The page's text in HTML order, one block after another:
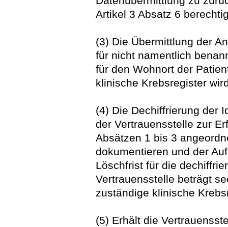
Artikel 3 Absatz 6
(3) Die Übermittlung der
für nicht namentlich
für den Wohnort der
klinische Krebsregister
(4) Die Dechiffrierung der
der Vertrauensstelle zur
Absätzen 1 bis 3
dokumentieren und der
Löschfrist für die
Vertrauensstelle beträgt
zuständige klinische
(5) Erhält die